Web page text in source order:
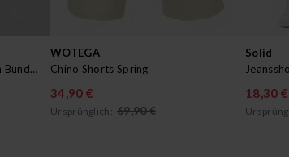
Cargo-Shorts mit elastischem Bund Atlas
WOTEGA
Chino Shorts Spring
34,90 €
Ursprünglich: 69,90 €
Solid
18,30 €